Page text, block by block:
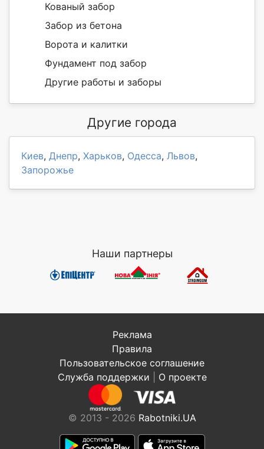
Кованый забор
Забор из бетона
Ворота и калитки
Фундамент под забор
Другие работы и заборы
Другие города
Киев, Днепр, Харьков, Одесса, Львов,
Запорожье
Наши партнеры
Реклама
Правила
Пользовательское соглашение
Служба поддержки
О проекте
© 2013 - 2026 Rabotniki.UA